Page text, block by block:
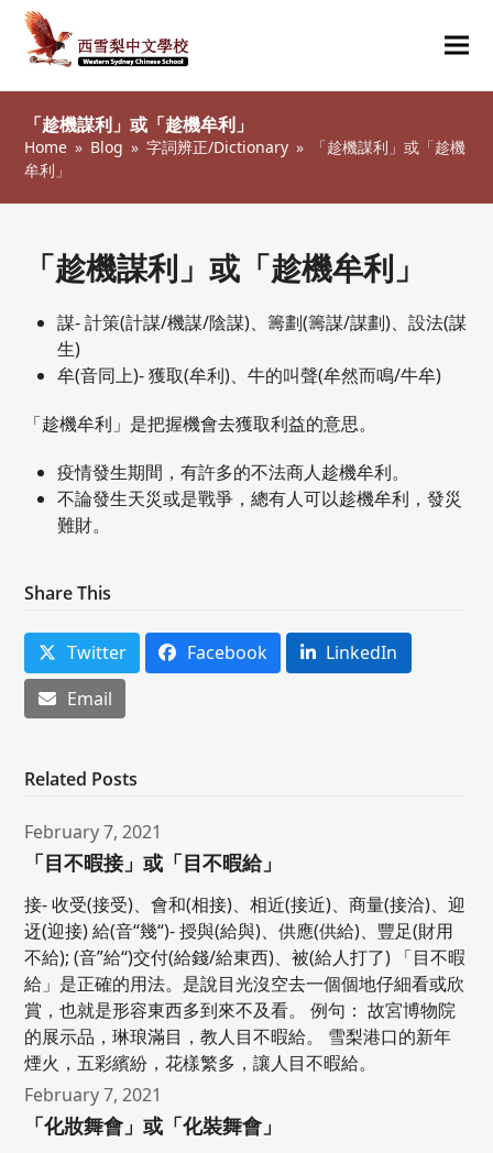
「趁機謀利」或「趁機牟利」
Home » Blog » 字詞辨正/Dictionary »
「趁機謀利」或「趁機
牟利」
「趁機謀利」或「趁機牟利」
謀- 計策(計謀/機謀/陰謀)、籌劃(籌謀/謀劃)、設法(謀
生)
牟(音同上)- 獲取(牟利)、牛的叫聲(牟然而鳴/牛牟)
「趁機牟利」是把握機會去獲取利益的意思。
疫情發生期間，有許多的不法商人趁機牟利。
不論發生天災或是戰爭，總有人可以趁機牟利，發災
難財。
Share This
Twitter Facebook
LinkedIn
Email
Related Posts
February 7, 2021
「目不暇接」或「目不暇給」
接- 收受(接受)、會和(相接)、相近(接近)、商量(接洽)、迎
迓(迎接) 給(音“幾“)- 授與(給與)、供應(供給)、豐足(財用
不給); (音”給“)交付(給錢/給東西)、被(給人打了) 「目不暇
給」是正確的用法。是說目光沒空去一個個地仔細看或欣
賞，也就是形容東西多到來不及看。 例句： 故宮博物院
的展示品，琳琅滿目，教人目不暇給。 雪梨港口的新年
煙火，五彩繽紛，花樣繁多，讓人目不暇給。
February 7, 2021
「化妝舞會」或「化裝舞會」